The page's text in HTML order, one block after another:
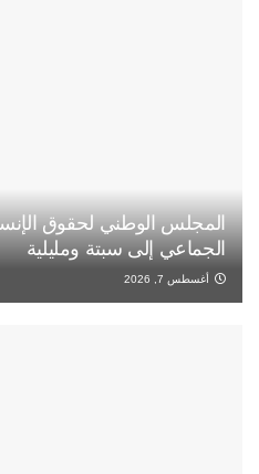
المجلس الوطني لحقوق
الجماعي إلى سبتة ومليلية
أغسطس 7, 2026